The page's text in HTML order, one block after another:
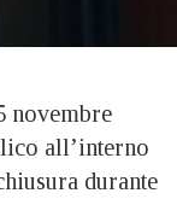
novembre
all’interno
durante